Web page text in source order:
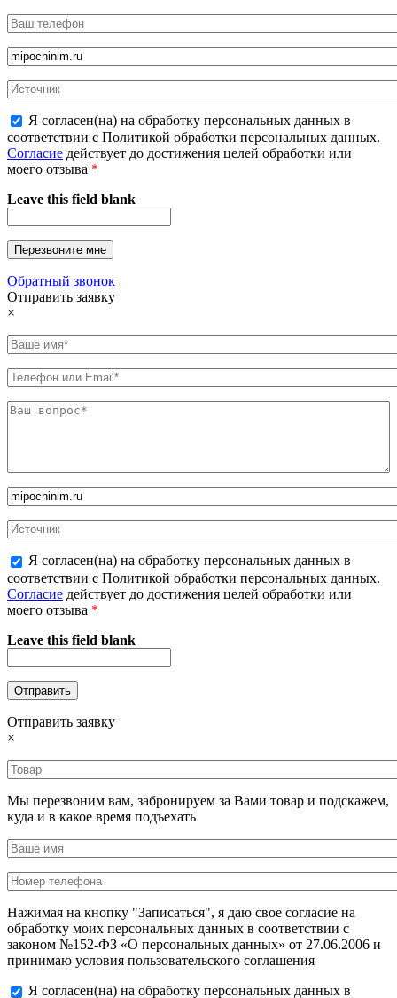
Я согласен(на) на обработку персональных данных в
соответствии с Политикой обработки персональных данных.
Согласие действует до достижения целей обработки или
моего отзыва *
Leave this field blank
Обратный звонок
Отправить заявку
×
Я согласен(на) на обработку персональных данных в
соответствии с Политикой обработки персональных данных.
Согласие действует до достижения целей обработки или
моего отзыва *
Leave this field blank
Отправить заявку
×
Мы перезвоним вам, забронируем за Вами товар и подскажем,
куда и в какое время подъехать
Нажимая на кнопку "Записаться", я даю свое согласие на
обработку моих персональных данных в соответствии с
законом №152-ФЗ «О персональных данных» от 27.06.2006 и
принимаю условия пользовательского соглашения
Я согласен(на) на обработку персональных данных в